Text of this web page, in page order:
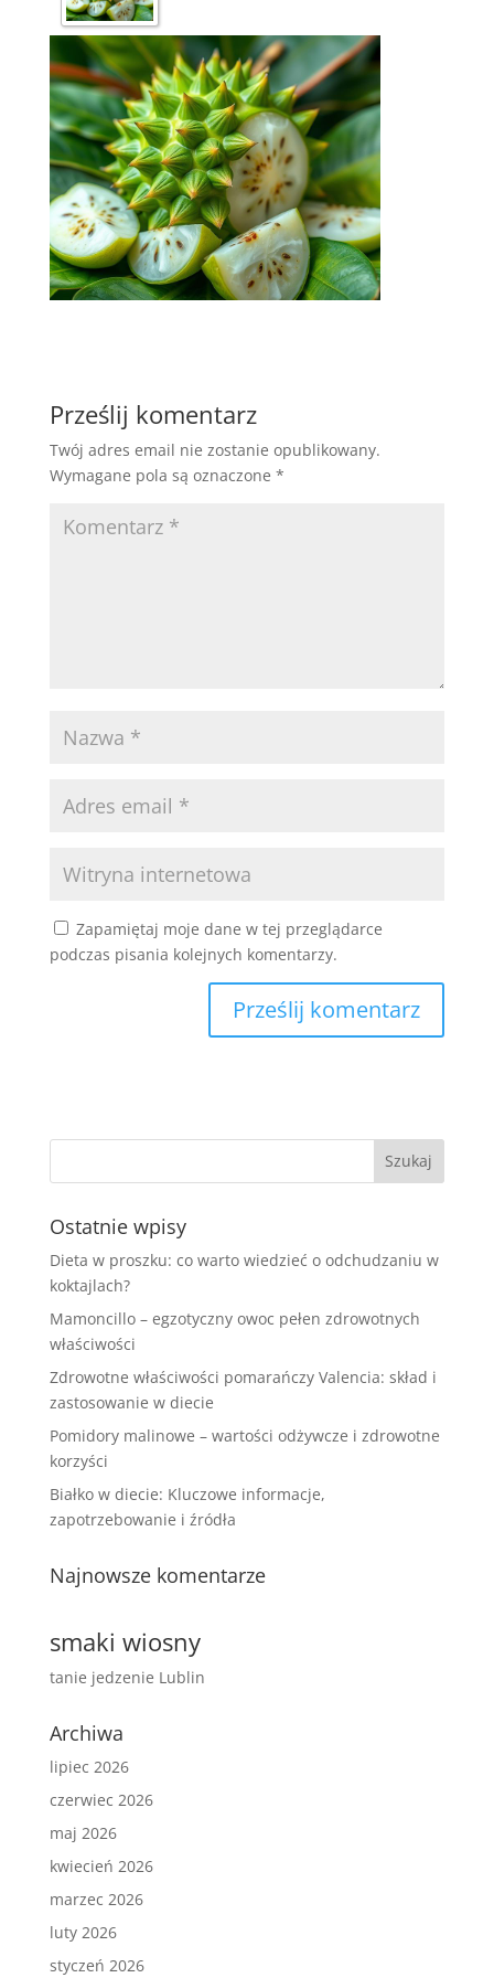
Prześlij komentarz
Twój adres email nie zostanie opublikowany.
Wymagane pola są oznaczone *
Zapamiętaj moje dane w tej przeglądarce
podczas pisania kolejnych komentarzy.
Ostatnie wpisy
Dieta w proszku: co warto wiedzieć o odchudzaniu w
koktajlach?
Mamoncillo – egzotyczny owoc pełen zdrowotnych
właściwości
Zdrowotne właściwości pomarańczy Valencia: skład i
zastosowanie w diecie
Pomidory malinowe – wartości odżywcze i zdrowotne
korzyści
Białko w diecie: Kluczowe informacje,
zapotrzebowanie i źródła
Najnowsze komentarze
smaki wiosny
tanie jedzenie Lublin
Archiwa
lipiec 2026
czerwiec 2026
maj 2026
kwiecień 2026
marzec 2026
luty 2026
styczeń 2026